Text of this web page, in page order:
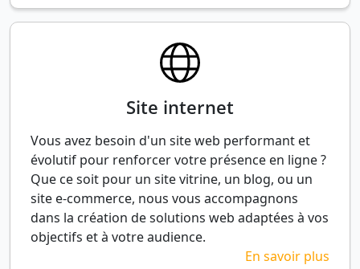
Site internet
Vous avez besoin d'un site web performant et
évolutif pour renforcer votre présence en ligne ?
Que ce soit pour un site vitrine, un blog, ou un
site e-commerce, nous vous accompagnons
dans la création de solutions web adaptées à vos
objectifs et à votre audience.
En savoir plus